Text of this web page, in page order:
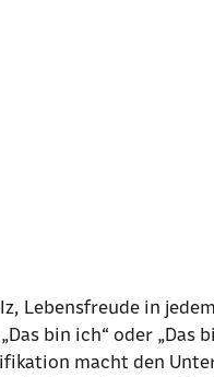
Lebensfreude in
bin ich“ oder
macht den